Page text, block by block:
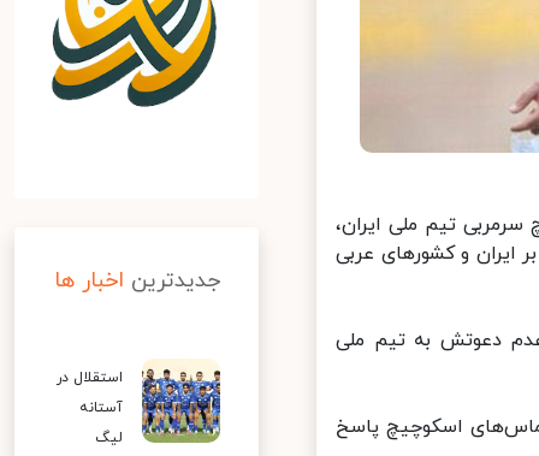
تیم ملی ایران،
ایران و کشورهای عربی
دعوتش به تیم ملی
اسکوچیچ پاسخ
جدیدترین اخبار ها
استقلال در
آستانه
لیگ